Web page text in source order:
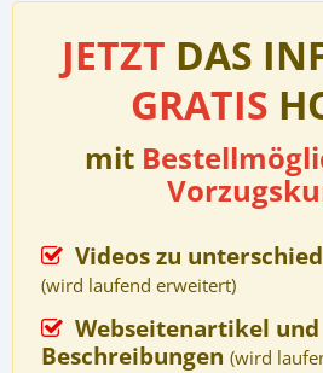
JETZT DAS
GRATIS
mit
Videos zu
(wird laufend erweitert)
Webseitenartikel und
Beschreibungen (wird